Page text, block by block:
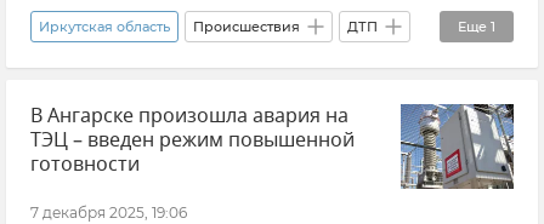
Еще 1
Иркутская область Происшествия ДТП
Новости
В Ангарске произошла авария на
ТЭЦ – введен режим повышенной
готовности
7 декабря 2025, 19:06